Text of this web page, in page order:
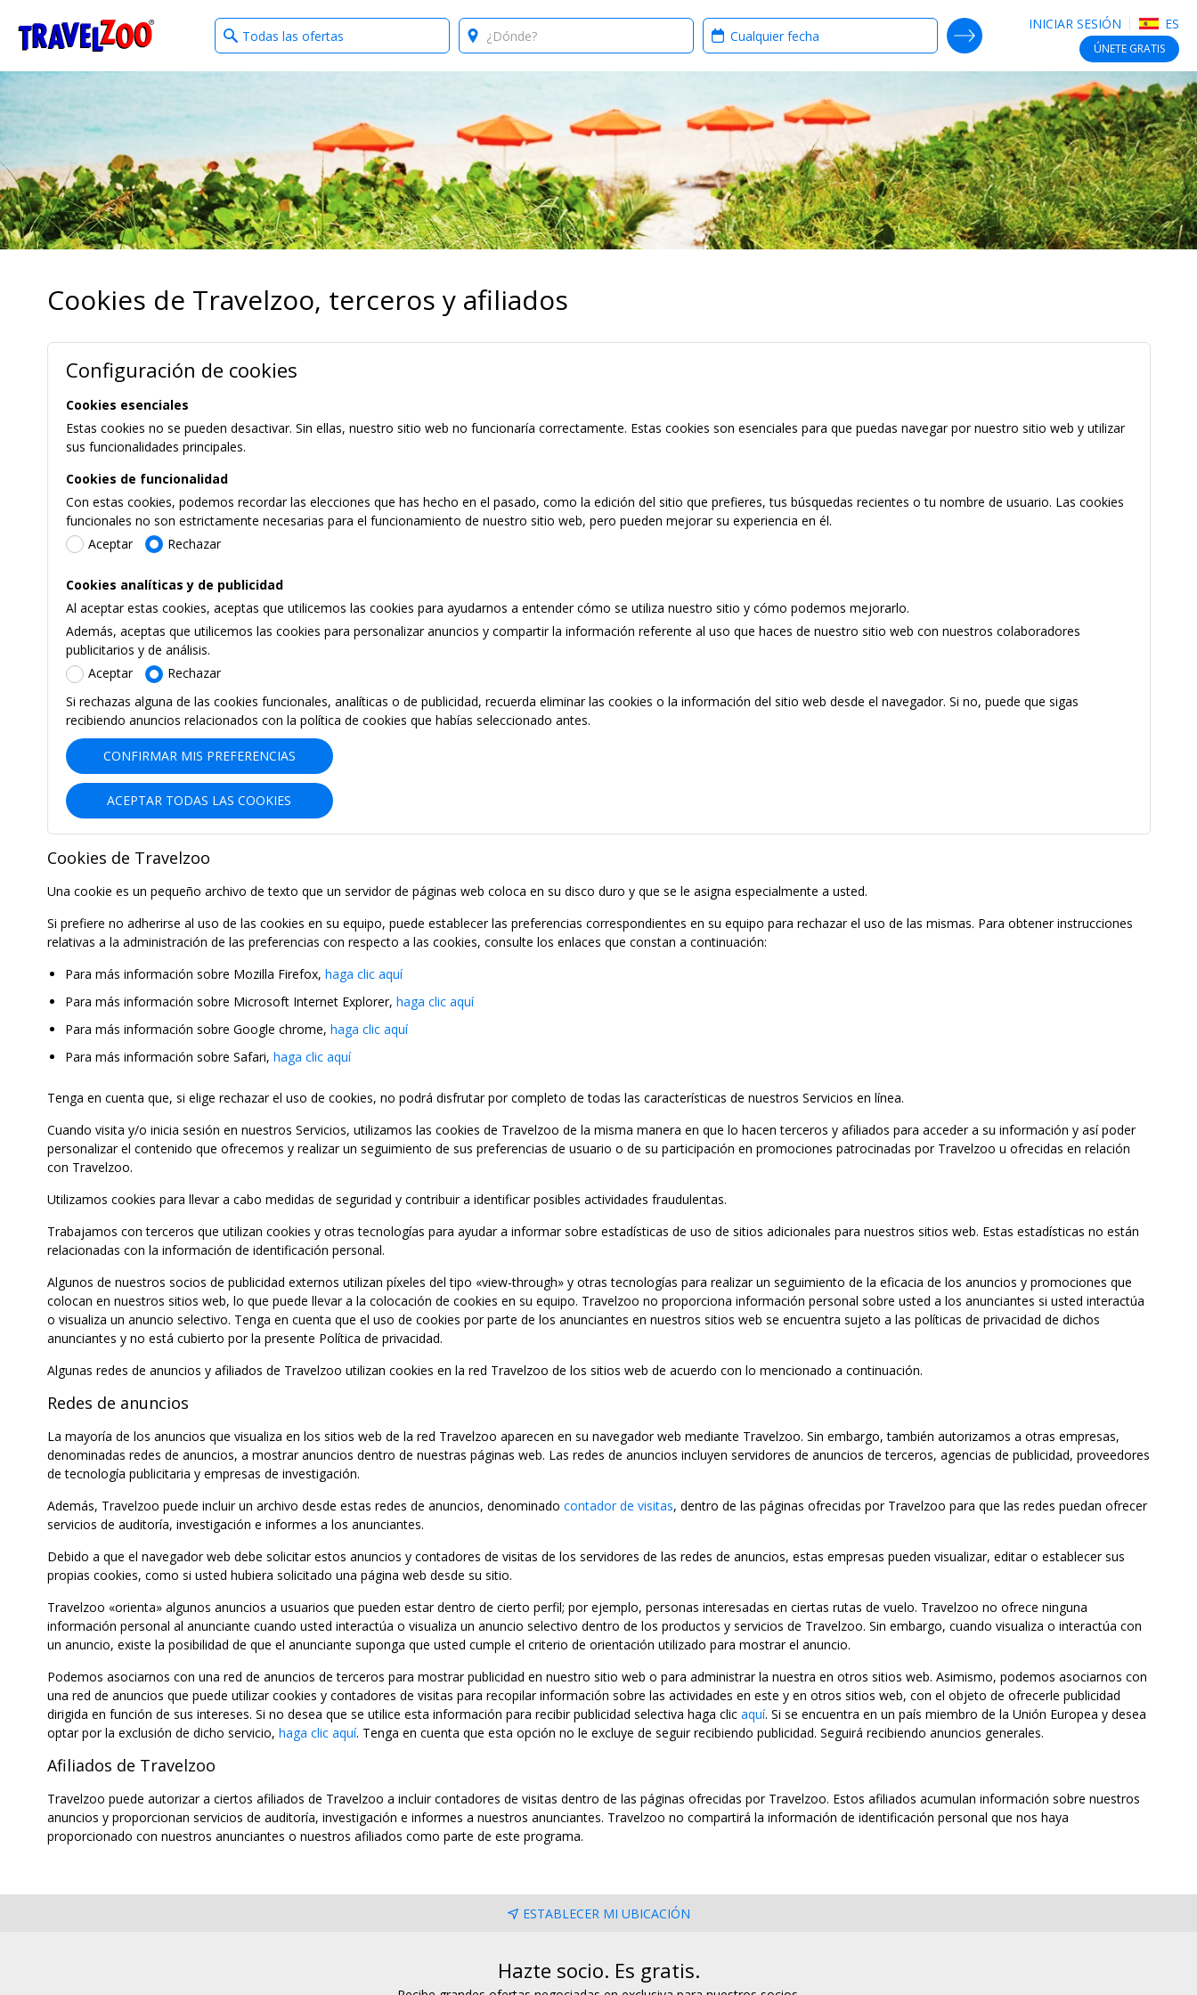
Travelzoo INICIAR SESIÓN ES
ÚNETE GRATIS
What
type
Where? When?
SEARCH DEALS
Cookies de Travelzoo, terceros y afiliados
Configuración de cookies
Cookies esenciales
Estas cookies no se pueden desactivar. Sin ellas, nuestro sitio web no funcionaría correctamente. Estas cookies son esenciales para que puedas navegar por nuestro sitio web y utilizar
sus funcionalidades principales.
Cookies de funcionalidad
Con estas cookies, podemos recordar las elecciones que has hecho en el pasado, como la edición del sitio que prefieres, tus búsquedas recientes o tu nombre de usuario. Las cookies
funcionales no son estrictamente necesarias para el funcionamiento de nuestro sitio web, pero pueden mejorar su experiencia en él.
Aceptar
Rechazar
Cookies analíticas y de publicidad
Al aceptar estas cookies, aceptas que utilicemos las cookies para ayudarnos a entender cómo se utiliza nuestro sitio y cómo podemos mejorarlo.
Además, aceptas que utilicemos las cookies para personalizar anuncios y compartir la información referente al uso que haces de nuestro sitio web con nuestros colaboradores
publicitarios y de análisis.
Aceptar
Rechazar
Si rechazas alguna de las cookies funcionales, analíticas o de publicidad, recuerda eliminar las cookies o la información del sitio web desde el navegador. Si no, puede que sigas
recibiendo anuncios relacionados con la política de cookies que habías seleccionado antes.
CONFIRMAR MIS PREFERENCIAS
ACEPTAR TODAS LAS COOKIES
Cookies de Travelzoo
Una cookie es un pequeño archivo de texto que un servidor de páginas web coloca en su disco duro y que se le asigna especialmente a usted.
Si prefiere no adherirse al uso de las cookies en su equipo, puede establecer las preferencias correspondientes en su equipo para rechazar el uso de las mismas. Para obtener instrucciones
relativas a la administración de las preferencias con respecto a las cookies, consulte los enlaces que constan a continuación:
Para más información sobre Mozilla Firefox, haga clic aquí
Para más información sobre Microsoft Internet Explorer, haga clic aquí
Para más información sobre Google chrome, haga clic aquí
Para más información sobre Safari, haga clic aquí
Tenga en cuenta que, si elige rechazar el uso de cookies, no podrá disfrutar por completo de todas las características de nuestros Servicios en línea.
Cuando visita y/o inicia sesión en nuestros Servicios, utilizamos las cookies de Travelzoo de la misma manera en que lo hacen terceros y afiliados para acceder a su información y así poder
personalizar el contenido que ofrecemos y realizar un seguimiento de sus preferencias de usuario o de su participación en promociones patrocinadas por Travelzoo u ofrecidas en relación
con Travelzoo.
Utilizamos cookies para llevar a cabo medidas de seguridad y contribuir a identificar posibles actividades fraudulentas.
Trabajamos con terceros que utilizan cookies y otras tecnologías para ayudar a informar sobre estadísticas de uso de sitios adicionales para nuestros sitios web. Estas estadísticas no están
relacionadas con la información de identificación personal.
Algunos de nuestros socios de publicidad externos utilizan píxeles del tipo «view-through» y otras tecnologías para realizar un seguimiento de la eficacia de los anuncios y promociones que
colocan en nuestros sitios web, lo que puede llevar a la colocación de cookies en su equipo. Travelzoo no proporciona información personal sobre usted a los anunciantes si usted interactúa
o visualiza un anuncio selectivo. Tenga en cuenta que el uso de cookies por parte de los anunciantes en nuestros sitios web se encuentra sujeto a las políticas de privacidad de dichos
anunciantes y no está cubierto por la presente Política de privacidad.
Algunas redes de anuncios y afiliados de Travelzoo utilizan cookies en la red Travelzoo de los sitios web de acuerdo con lo mencionado a continuación.
Redes de anuncios
La mayoría de los anuncios que visualiza en los sitios web de la red Travelzoo aparecen en su navegador web mediante Travelzoo. Sin embargo, también autorizamos a otras empresas,
denominadas redes de anuncios, a mostrar anuncios dentro de nuestras páginas web. Las redes de anuncios incluyen servidores de anuncios de terceros, agencias de publicidad, proveedores
de tecnología publicitaria y empresas de investigación.
Además, Travelzoo puede incluir un archivo desde estas redes de anuncios, denominado contador de visitas, dentro de las páginas ofrecidas por Travelzoo para que las redes puedan ofrecer
servicios de auditoría, investigación e informes a los anunciantes.
Debido a que el navegador web debe solicitar estos anuncios y contadores de visitas de los servidores de las redes de anuncios, estas empresas pueden visualizar, editar o establecer sus
propias cookies, como si usted hubiera solicitado una página web desde su sitio.
Travelzoo «orienta» algunos anuncios a usuarios que pueden estar dentro de cierto perfil; por ejemplo, personas interesadas en ciertas rutas de vuelo. Travelzoo no ofrece ninguna
información personal al anunciante cuando usted interactúa o visualiza un anuncio selectivo dentro de los productos y servicios de Travelzoo. Sin embargo, cuando visualiza o interactúa con
un anuncio, existe la posibilidad de que el anunciante suponga que usted cumple el criterio de orientación utilizado para mostrar el anuncio.
Podemos asociarnos con una red de anuncios de terceros para mostrar publicidad en nuestro sitio web o para administrar la nuestra en otros sitios web. Asimismo, podemos asociarnos con
una red de anuncios que puede utilizar cookies y contadores de visitas para recopilar información sobre las actividades en este y en otros sitios web, con el objeto de ofrecerle publicidad
dirigida en función de sus intereses. Si no desea que se utilice esta información para recibir publicidad selectiva haga clic aquí. Si se encuentra en un país miembro de la Unión Europea y desea
optar por la exclusión de dicho servicio, haga clic aquí. Tenga en cuenta que esta opción no le excluye de seguir recibiendo publicidad. Seguirá recibiendo anuncios generales.
Afiliados de Travelzoo
Travelzoo puede autorizar a ciertos afiliados de Travelzoo a incluir contadores de visitas dentro de las páginas ofrecidas por Travelzoo. Estos afiliados acumulan información sobre nuestros
anuncios y proporcionan servicios de auditoría, investigación e informes a nuestros anunciantes. Travelzoo no compartirá la información de identificación personal que nos haya
proporcionado con nuestros anunciantes o nuestros afiliados como parte de este programa.
ESTABLECER MI UBICACIÓN
Hazte socio. Es gratis.